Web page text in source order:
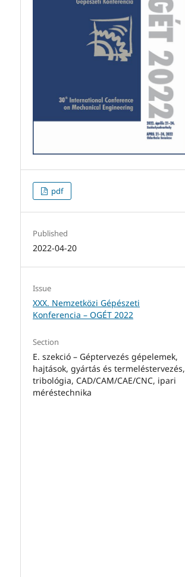
pdf
Published
2022-04-20
Issue
XXX. Nemzetközi Gépészeti
Konferencia – OGÉT 2022
Section
E. szekció – Géptervezés gépelemek,
hajtások, gyártás és termeléstervezés,
tribológia, CAD/CAM/CAE/CNC, ipari
méréstechnika